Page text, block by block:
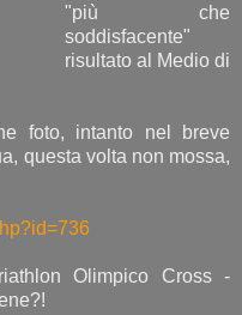
"più che
soddisfacente"
risultato al Medio di
foto, intanto nel breve
questa volta non mossa,
Olimpico Cross -